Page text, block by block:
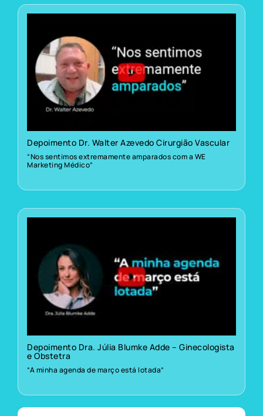
Depoimento Dr. Walter Azevedo Cirurgião Vascular
“Nos sentimos extremamente amparados com a WE
Marketing Médico”
Depoimento Dra. Júlia Blumke Adde – Ginecologista
e Obstetra
“A minha agenda de março está lotada”